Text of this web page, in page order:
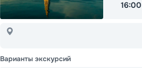
16:00
Варианты экскурсий